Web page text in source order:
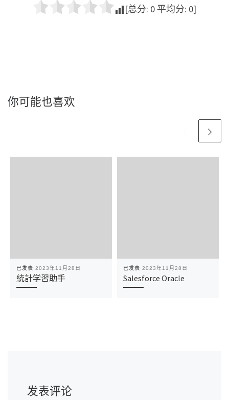
[总分: 0 平均分: 0]
你可能也喜欢
已发表 2023年11月28日
統計学習助手
已发表 2023年11月28日
Salesforce Oracle
发表评论